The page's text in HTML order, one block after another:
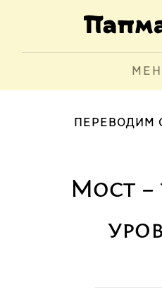
ПЕРЕВОДИМ
Мост –